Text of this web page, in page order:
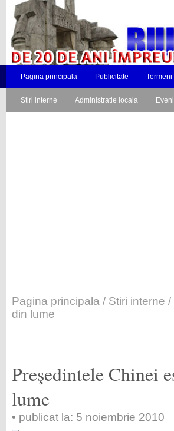
Pagina principala Publicitate
Stiri interne Administratie locala
Pagina principala / Stiri interne /
din lume
Preşedintele Chinei
lume
• publicat la: 5 noiembrie 2010